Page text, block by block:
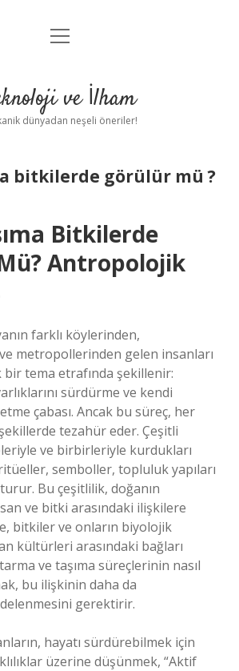
Anasayfa
Yasal Uyarı
menüyü
ve İlham
dünyadan neşeli öneriler!
bitkilerde görülür mü ?
Bitkilerde
Antropolojik
farklı köylerinden,
metropollerinden gelen insanları
tema etrafında şekillenir:
sürdürme ve kendi
çabası. Ancak bu süreç, her
tezahür eder. Çeşitli
ve birbirleriyle kurdukları
semboller, topluluk yapıları
Bu çeşitlilik, doğanın
ve bitki arasındaki ilişkilere
bitkiler ve onların biyolojik
kültürleri arasındaki bağları
ve taşıma süreçlerinin nasıl
bu ilişkinin daha da
gerektirir.
hayatı sürdürebilmek için
üzerine düşünmek, “Aktif